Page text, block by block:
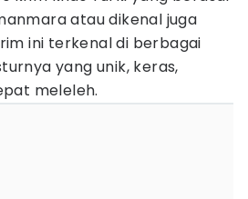
atau dikenal juga
ini terkenal di berbagai
yang unik, keras,
meleleh.